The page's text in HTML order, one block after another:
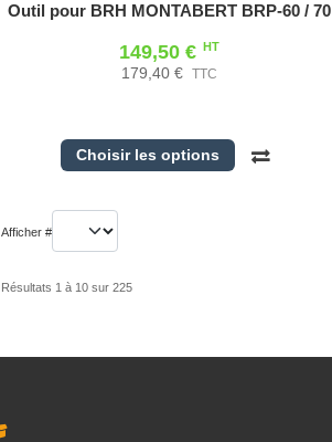
Outil pour BRH MONTABERT BRP-60 / 70
149,50 € HT
179,40 € TTC
Choisir les options
Afficher #
Résultats 1 à 10 sur 225